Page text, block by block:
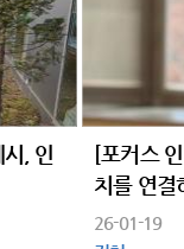
, 인
[포커스
치를 연결
헌의 경계
26-01-19